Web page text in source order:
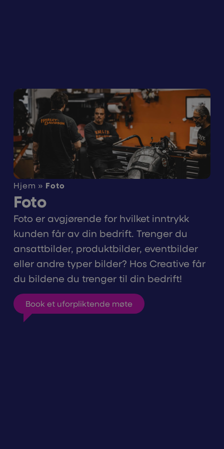
Hjem » Foto
Foto
Foto er avgjørende for hvilket inntrykk
kunden får av din bedrift. Trenger du
ansattbilder, produktbilder, eventbilder
eller andre typer bilder? Hos Creative får
du bildene du trenger til din bedrift!
Book et uforpliktende møte